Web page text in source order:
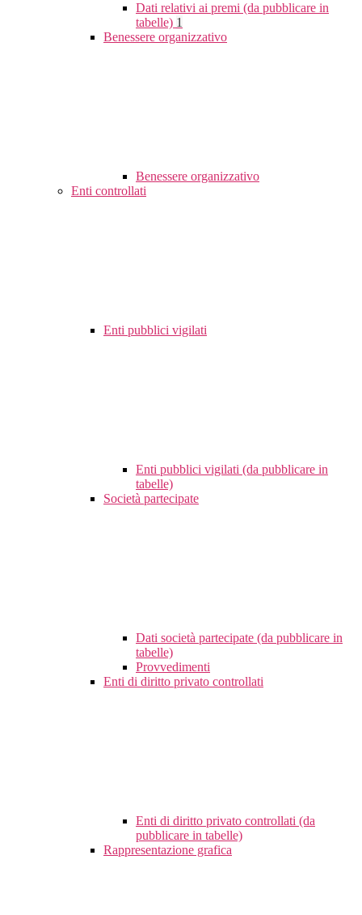
Dati relativi ai premi (da pubblicare in
tabelle) 1
Benessere organizzativo
Benessere organizzativo
Enti controllati
Enti pubblici vigilati
Enti pubblici vigilati (da pubblicare in
tabelle)
Società partecipate
Dati società partecipate (da pubblicare in
tabelle)
Provvedimenti
Enti di diritto privato controllati
Enti di diritto privato controllati (da
pubblicare in tabelle)
Rappresentazione grafica